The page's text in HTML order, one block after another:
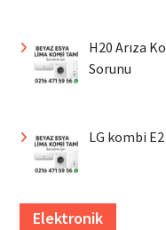
H20 Arıza
Sorunu
LG kombi E2
Elektronik